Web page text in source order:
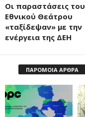
Οι παραστάσεις του
Εθνικού Θεάτρου
«ταξίδεψαν» με την
ενέργεια της ΔΕΗ
ΠΑΡΟΜΟΙΑ ΑΡΘΡΑ